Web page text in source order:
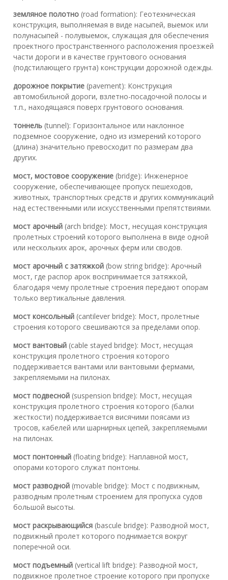
земляное полотно (road formation): Геотехническая
конструкция, выполняемая в виде насыпей, выемок или
полунасыпей - полувыемок, служащая для обеспечения
проектного пространственного расположения проезжей
части дороги и в качестве грунтового основания
(подстилающего грунта) конструкции дорожной одежды.
дорожное покрытие (pavement): Конструкция
автомобильной дороги, взлетно-посадочной полосы и
т.п., находящаяся поверх грунтового основания.
тоннель (tunnel): Горизонтальное или наклонное
подземное сооружение, одно из измерений которого
(длина) значительно превосходит по размерам два
других.
мост, мостовое сооружение (bridge): Инженерное
сооружение, обеспечивающее пропуск пешеходов,
животных, транспортных средств и других коммуникаций
над естественными или искусственными препятствиями.
мост арочный (arch bridge): Мост, несущая конструкция
пролетных строений которого выполнена в виде одной
или нескольких арок, арочных ферм или сводов.
мост арочный с затяжкой (bow string bridge): Арочный
мост, где распор арок воспринимается затяжкой,
благодаря чему пролетные строения передают опорам
только вертикальные давления.
мост консольный (cantilever bridge): Мост, пролетные
строения которого свешиваются за пределами опор.
мост вантовый (cable stayed bridge): Мост, несущая
конструкция пролетного строения которого
поддерживается вантами или вантовыми фермами,
закрепляемыми на пилонах.
мост подвесной (suspension bridge): Мост, несущая
конструкция пролетного строения которого (балки
жесткости) поддерживается висячими поясами из
тросов, кабелей или шарнирных цепей, закрепляемыми
на пилонах.
мост понтонный (floating bridge): Наплавной мост,
опорами которого служат понтоны.
мост разводной (movable bridge): Мост с подвижным,
разводным пролетным строением для пропуска судов
большой высоты.
мост раскрывающийся (bascule bridge): Разводной мост,
подвижный пролет которого поднимается вокруг
поперечной оси.
мост подъемный (vertical lift bridge): Разводной мост,
подвижное пролетное строение которого при пропуске